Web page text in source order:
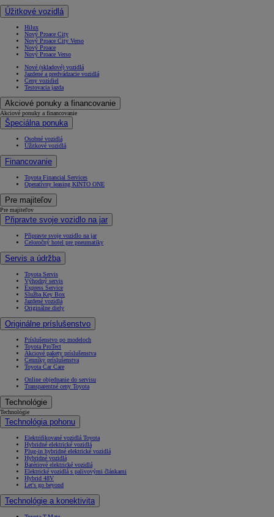
Úžitkové vozidlá
Hilux
Nový Proace City
Nový Proace City Verso
Nový Proace
Nový Proace Verso
Nové (skladové) vozidlá
Jazdené a predvádzacie vozidlá
Ceny vozidiel
Testovacia jazda
Akciové ponuky a financovanie
Akciové ponuky a financovanie
Špeciálna ponuka
Osobné vozidlá
Úžitkové vozidlá
Financovanie
Toyota Financial Services
Operatívny leasing KINTO ONE
Pre majiteľov
Pre majiteľov
Připravte svoje vozidlo na jar
Připravte svoje vozidlo na jar
Celoročný hotel pre pneumatiky
Servis a údržba
Toyota Servis
Výhodný servis
Express Service
Služba Key Box
Jazdené vozidlá
Originálne diely
Originálne príslušenstvo
Príslušenstvo po modeloch
Toyota ProTect
Akciové pakety príslušenstva
Cenníky príslušenstva
Toyota Car Care
Online objednanie do servisu
Transparentné ceny Toyota
Technológie
Technológie
Technológia pohonu
Elektrifikované vozidlá Toyota
Hybridné elektrické vozidlá
Plug-in hybridné elektrické vozidlá
Hybridné vozidlá
Batériové elektrické vozidlá
Elektrické vozidlá s palivovými článkami
Hybrid 48V
Let's go beyond
Technológie a konektivita